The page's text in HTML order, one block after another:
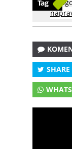
Tag
SHARE